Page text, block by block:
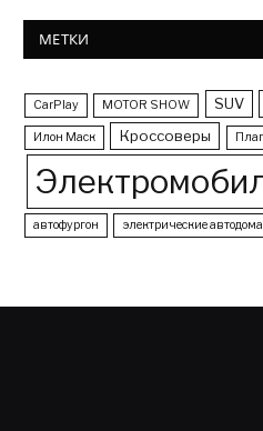
МЕТКИ
CarPlay MOTOR SHOW SUV
Илон Маск Кроссоверы
автофургон электрические автодома